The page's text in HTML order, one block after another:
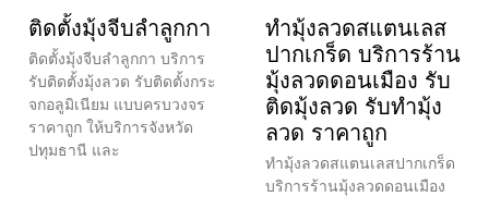
ติดตั้งมุ้งจีบลำลูกกา
ติดตั้งมุ้งจีบลำลูกกา บริการ
รับติดตั้งมุ้งลวด รับติดตั้งกระ
จกอลูมิเนียม แบบครบวงจร
ราคาถูก ให้บริการจังหวัด
ปทุมธานี และ
ทำมุ้งลวดสแตนเลส
ปากเกร็ด บริการร้าน
มุ้งลวดดอนเมือง รับ
ติดมุ้งลวด รับทำมุ้ง
ลวด ราคาถูก
ทำมุ้งลวดสแตนเลสปากเกร็ด
บริการร้านมุ้งลวดดอนเมือง